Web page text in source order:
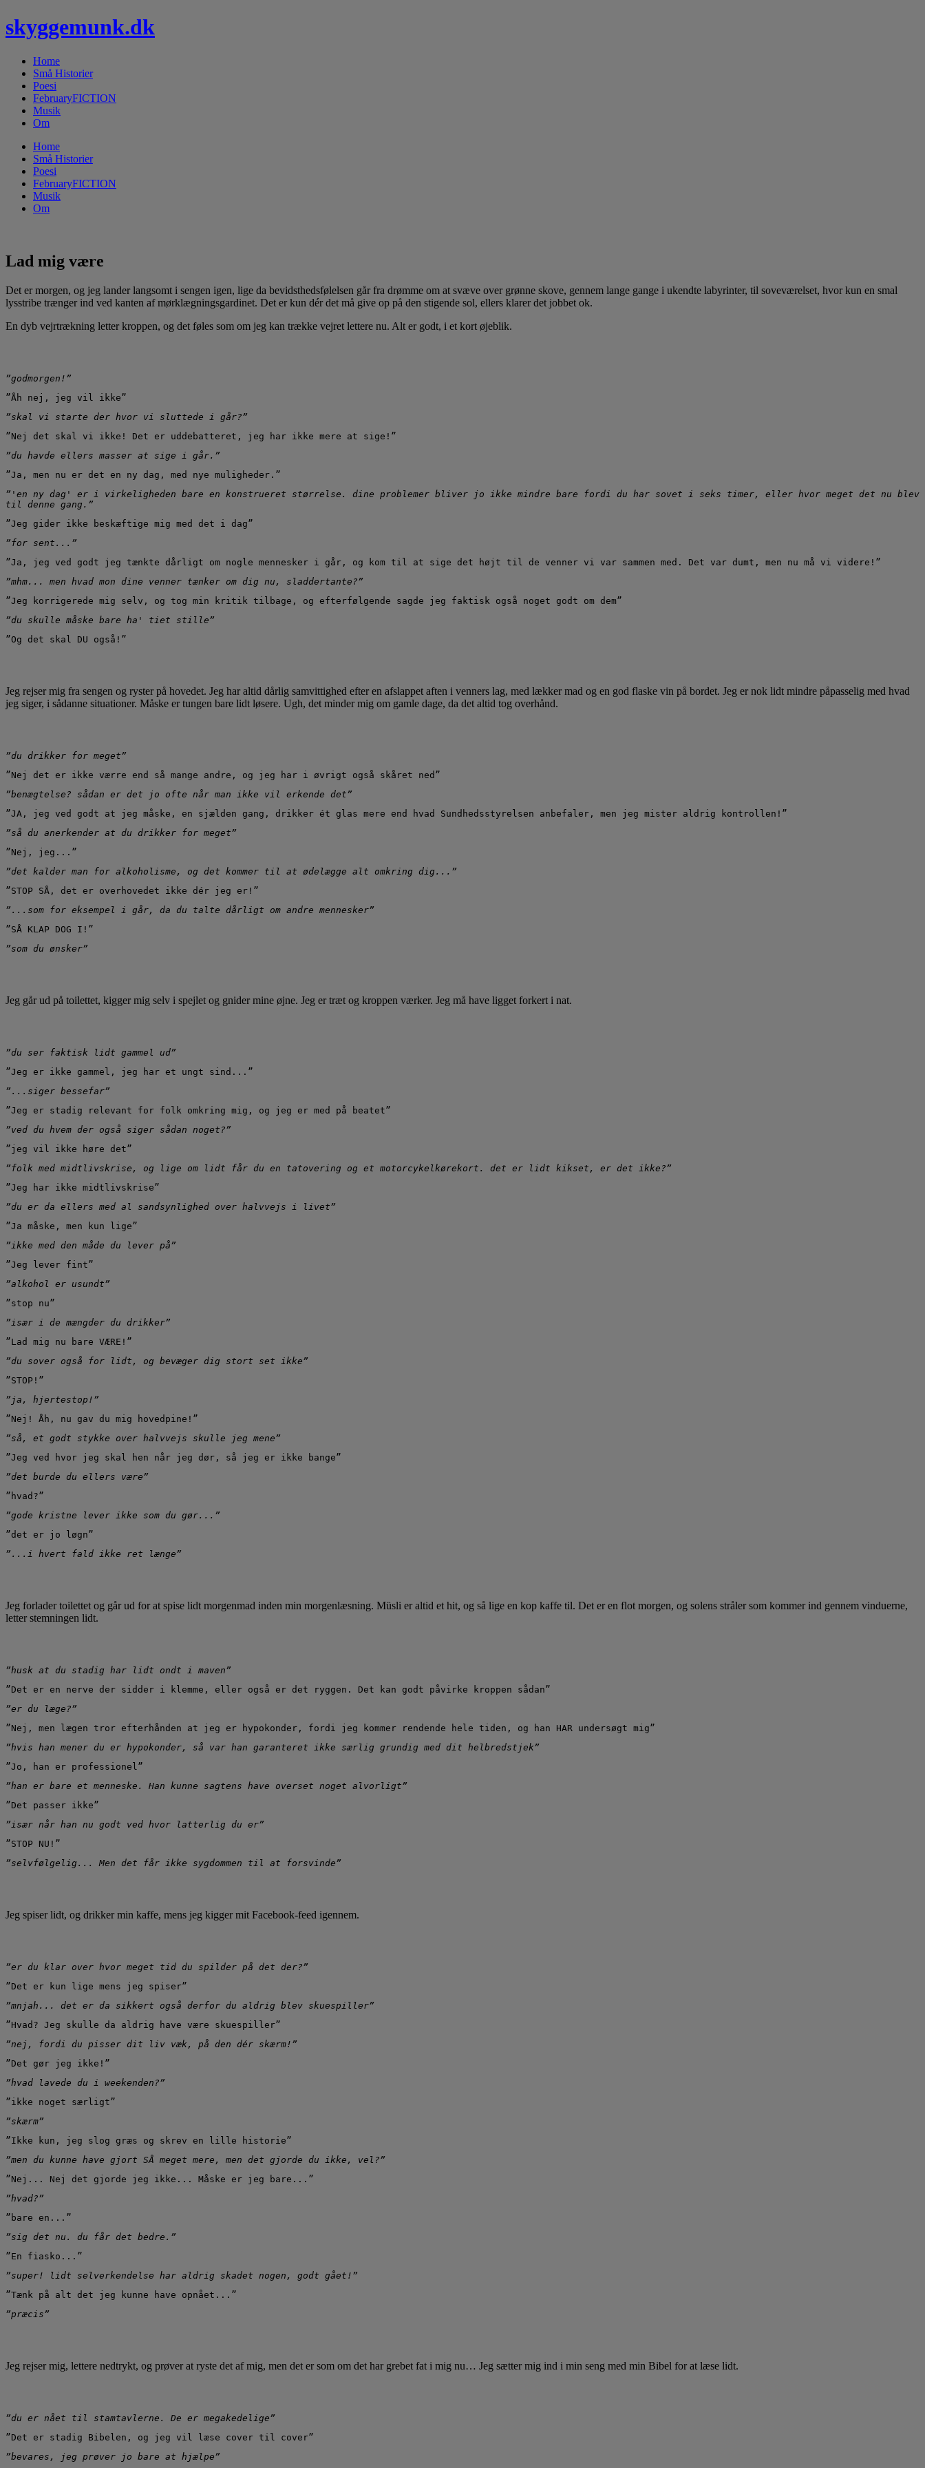
skyggemunk.dk
Home
Små Historier
Poesi
FebruaryFICTION
Musik
Om
Home
Små Historier
Poesi
FebruaryFICTION
Musik
Om
Lad mig være
Det er morgen, og jeg lander langsomt i sengen igen, lige da bevidsthedsfølelsen går fra drømme om at svæve over grønne skove, gennem lange gange i ukendte labyrinter, til soveværelset, hvor kun en smal
lysstribe trænger ind ved kanten af mørklægningsgardinet. Det er kun dér det må give op på den stigende sol, ellers klarer det jobbet ok.
En dyb vejrtrækning letter kroppen, og det føles som om jeg kan trække vejret lettere nu. Alt er godt, i et kort øjeblik.
”godmorgen!”
”Åh nej, jeg vil ikke”
”skal vi starte der hvor vi sluttede i går?”
”Nej det skal vi ikke! Det er uddebatteret, jeg har ikke mere at sige!”
”du havde ellers masser at sige i går.”
”Ja, men nu er det en ny dag, med nye muligheder.”
”'en ny dag' er i virkeligheden bare en konstrueret størrelse. dine problemer bliver jo ikke mindre bare fordi du har sovet i seks timer, eller hvor meget det nu blev
til denne gang.”
”Jeg gider ikke beskæftige mig med det i dag”
”for sent...”
”Ja, jeg ved godt jeg tænkte dårligt om nogle mennesker i går, og kom til at sige det højt til de venner vi var sammen med. Det var dumt, men nu må vi videre!”
”mhm... men hvad mon dine venner tænker om dig nu, sladdertante?”
”Jeg korrigerede mig selv, og tog min kritik tilbage, og efterfølgende sagde jeg faktisk også noget godt om dem”
”du skulle måske bare ha' tiet stille”
”Og det skal DU også!”
Jeg rejser mig fra sengen og ryster på hovedet. Jeg har altid dårlig samvittighed efter en afslappet aften i venners lag, med lækker mad og en god flaske vin på bordet. Jeg er nok lidt mindre påpasselig med hvad
jeg siger, i sådanne situationer. Måske er tungen bare lidt løsere. Ugh, det minder mig om gamle dage, da det altid tog overhånd.
”du drikker for meget”
”Nej det er ikke værre end så mange andre, og jeg har i øvrigt også skåret ned”
”benægtelse? sådan er det jo ofte når man ikke vil erkende det”
”JA, jeg ved godt at jeg måske, en sjælden gang, drikker ét glas mere end hvad Sundhedsstyrelsen anbefaler, men jeg mister aldrig kontrollen!”
”så du anerkender at du drikker for meget”
”Nej, jeg...”
”det kalder man for alkoholisme, og det kommer til at ødelægge alt omkring dig...”
”STOP SÅ, det er overhovedet ikke dér jeg er!”
”...som for eksempel i går, da du talte dårligt om andre mennesker”
”SÅ KLAP DOG I!”
”som du ønsker”
Jeg går ud på toilettet, kigger mig selv i spejlet og gnider mine øjne. Jeg er træt og kroppen værker. Jeg må have ligget forkert i nat.
”du ser faktisk lidt gammel ud”
”Jeg er ikke gammel, jeg har et ungt sind...”
”...siger bessefar”
”Jeg er stadig relevant for folk omkring mig, og jeg er med på beatet”
”ved du hvem der også siger sådan noget?”
”jeg vil ikke høre det”
”folk med midtlivskrise, og lige om lidt får du en tatovering og et motorcykelkørekort. det er lidt kikset, er det ikke?”
”Jeg har ikke midtlivskrise”
”du er da ellers med al sandsynlighed over halvvejs i livet”
”Ja måske, men kun lige”
”ikke med den måde du lever på”
”Jeg lever fint”
”alkohol er usundt”
”stop nu”
”især i de mængder du drikker”
”Lad mig nu bare VÆRE!”
”du sover også for lidt, og bevæger dig stort set ikke”
”STOP!”
”ja, hjertestop!”
”Nej! Åh, nu gav du mig hovedpine!”
”så, et godt stykke over halvvejs skulle jeg mene”
”Jeg ved hvor jeg skal hen når jeg dør, så jeg er ikke bange”
”det burde du ellers være”
”hvad?”
”gode kristne lever ikke som du gør...”
”det er jo løgn”
”...i hvert fald ikke ret længe”
Jeg forlader toilettet og går ud for at spise lidt morgenmad inden min morgenlæsning. Müsli er altid et hit, og så lige en kop kaffe til. Det er en flot morgen, og solens stråler som kommer ind gennem vinduerne,
letter stemningen lidt.
”husk at du stadig har lidt ondt i maven”
”Det er en nerve der sidder i klemme, eller også er det ryggen. Det kan godt påvirke kroppen sådan”
”er du læge?”
”Nej, men lægen tror efterhånden at jeg er hypokonder, fordi jeg kommer rendende hele tiden, og han HAR undersøgt mig”
”hvis han mener du er hypokonder, så var han garanteret ikke særlig grundig med dit helbredstjek”
”Jo, han er professionel”
”han er bare et menneske. Han kunne sagtens have overset noget alvorligt”
”Det passer ikke”
”især når han nu godt ved hvor latterlig du er”
”STOP NU!”
”selvfølgelig... Men det får ikke sygdommen til at forsvinde”
Jeg spiser lidt, og drikker min kaffe, mens jeg kigger mit Facebook-feed igennem.
”er du klar over hvor meget tid du spilder på det der?”
”Det er kun lige mens jeg spiser”
”mnjah... det er da sikkert også derfor du aldrig blev skuespiller”
”Hvad? Jeg skulle da aldrig have være skuespiller”
”nej, fordi du pisser dit liv væk, på den dér skærm!”
”Det gør jeg ikke!”
”hvad lavede du i weekenden?”
”ikke noget særligt”
”skærm”
”Ikke kun, jeg slog græs og skrev en lille historie”
”men du kunne have gjort SÅ meget mere, men det gjorde du ikke, vel?”
”Nej... Nej det gjorde jeg ikke... Måske er jeg bare...”
”hvad?”
”bare en...”
”sig det nu. du får det bedre.”
”En fiasko...”
”super! lidt selverkendelse har aldrig skadet nogen, godt gået!”
”Tænk på alt det jeg kunne have opnået...”
”præcis”
Jeg rejser mig, lettere nedtrykt, og prøver at ryste det af mig, men det er som om det har grebet fat i mig nu… Jeg sætter mig ind i min seng med min Bibel for at læse lidt.
”du er nået til stamtavlerne. De er megakedelige”
”Det er stadig Bibelen, og jeg vil læse cover til cover”
”bevares, jeg prøver jo bare at hjælpe”